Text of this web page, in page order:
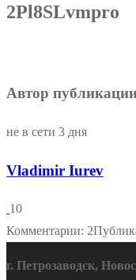
2Pl8SLvmpro
Автор
не в сети 3 дня
Vladimir Iurev
10
Комментарии: 2
г. Петрозаводск,